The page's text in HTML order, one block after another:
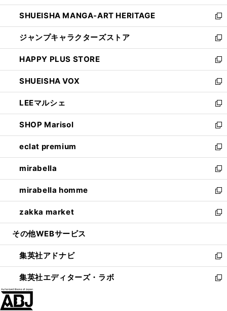
開
く
ウ
で
開
く
し
い
ウ
ィ
ン
ド
ウ
で
開
く
SHUEISHA MANGA-ART HERITAGE
新
し
い
ウ
ィ
ン
ド
ウ
で
開
く
ジャンプキャラクターズストア
新
し
い
ウ
ィ
ン
ド
ウ
で
開
く
HAPPY PLUS STORE
新
し
い
ウ
ィ
ン
ド
ウ
で
開
く
SHUEISHA VOX
新
し
い
ウ
ィ
ン
ド
ウ
で
開
く
LEEマルシェ
新
し
い
ウ
ィ
ン
ド
ウ
で
開
く
SHOP Marisol
新
し
い
ウ
ィ
ン
ド
ウ
で
開
eclat premium
新
し
い
ウ
ィ
ン
ド
ウ
開
く
mirabella
新
し
い
ウ
ィ
ン
ウ
で
開
く
mirabella homme
新
し
い
ウ
ン
ド
ウ
で
zakka market
新
し
ウ
ィ
ン
ド
その他WEBサービス
集英社アドナビ
新
し
い
集英社エディターズ・ラボ
新